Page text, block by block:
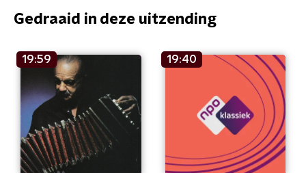
Gedraaid in deze uitzending
19:59 19:40